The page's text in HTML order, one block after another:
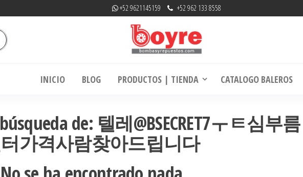
+52 9621145159 +52 962 133 8558
INICIO BLOG PRODUCTOS | TIENDA CATALOGO BALEROS
de: 텔레@BSECRET7ㅜㅌ심부름
가격사람찾아드립니다